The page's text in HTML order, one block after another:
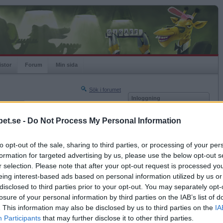
- Do Not Process My Personal Information
opt-out of the sale, sharing to third parties, or processing of your
for targeted advertising by us, please use the below opt-out
selection. Please note that after your opt-out request is processed
interest-based ads based on personal information utilized by us
to third parties prior to your opt-out. You may separately
of your personal information by third parties on the IAB’s list of
This information may also be disclosed by us to third parties on the
Participants that may further disclose it to other third parties.
Forum Min sida
Sök i forumet
Nästa sida »
2010-07-29 04:38
Inloggning
Kom ihåg mig
Glömt ditt lösenord?
Få ny aktiveringslänk
Betapet är gratis!